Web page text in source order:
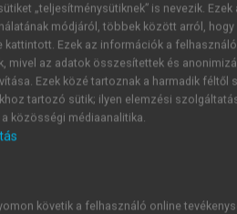
„teljesítménysütiknek” is nevezik.
módjáról, többek között arról,
kattintott. Ezek az információk a
mivel az adatok összesítettek és
Ezek közé tartoznak a harmadik féltől
tartozó sütik; ilyen elemzési
a közösségi médiaanalitika.
követik a felhasználó online